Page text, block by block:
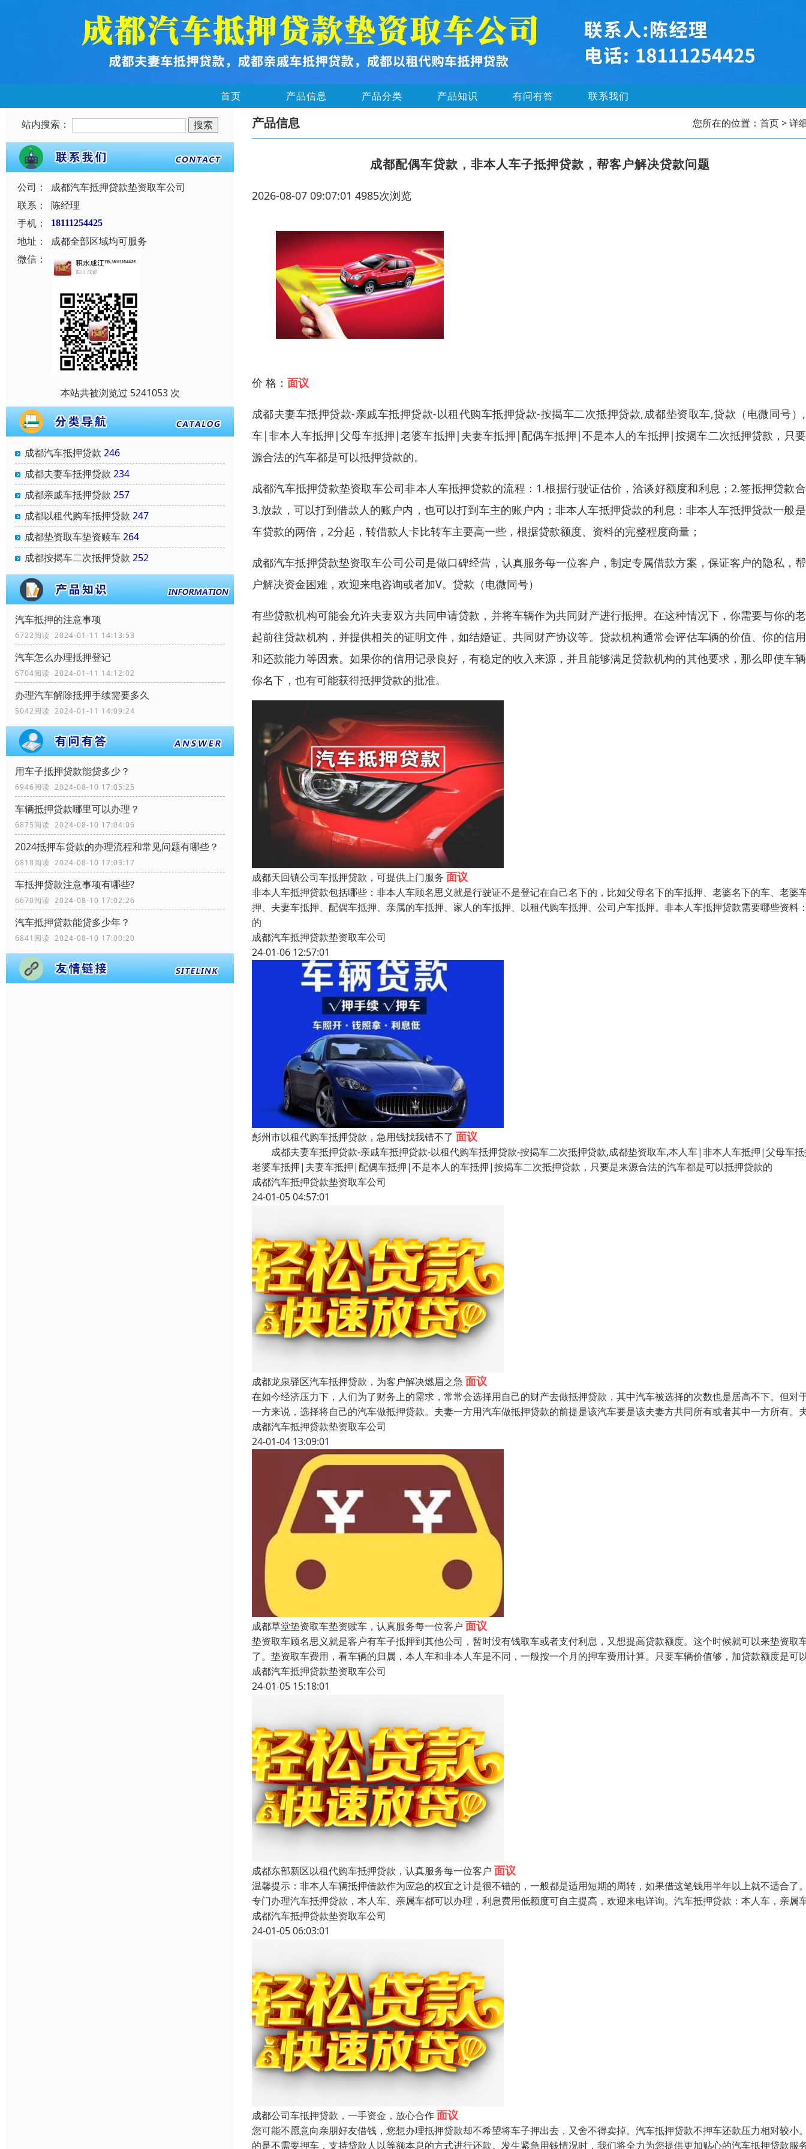
首页 产品信息 产品分类 产品知识 有问有答 联系我们
站内搜索：
公司：
成都汽车抵押贷款垫资取车公司
联系：
陈经理
手机：
18111254425
地址：
成都全部区域均可服务
微信：
本站共被浏览过 5241053 次
成都汽车抵押贷款 246
成都夫妻车抵押贷款 234
成都亲戚车抵押贷款 257
成都以租代购车抵押贷款 247
成都垫资取车垫资赎车264
成都按揭车二次抵押贷款 252
汽车抵押的注意事项
6722阅读 2024-01-11 14:13:53
汽车怎么办理抵押登记
6704阅读 2024-01-11 14:12:02
办理汽车解除抵押手续需要多久
5042阅读 2024-01-11 14:09:24
用车子抵押贷款能贷多少？
6946阅读 2024-08-10 17:05:25
车辆抵押贷款哪里可以办理？
6875阅读 2024-08-10 17:04:06
2024抵押车贷款的办理流程和常见问题有哪些？
6818阅读 2024-08-10 17:03:17
车抵押贷款注意事项有哪些?
6670阅读 2024-08-10 17:02:26
汽车抵押贷款能贷多少年？
6841阅读 2024-08-10 17:00:20
产品信息 您所在的位置： 首页> 详
成都配偶车贷款，非本人车子抵押贷款，帮客户解决贷款问题
2026-08-07 09:07:01 4985次浏览
价 格： 面议
成都夫妻车抵押贷款-亲戚车抵押贷款-以租代购车抵押贷款-按揭车二次抵押贷款,成都垫资取车,贷款（电微同号）
车|非本人车抵押|父母车抵押|老婆车抵押|夫妻车抵押|配偶车抵押|不是本人的车抵押|按揭车二次抵押贷款，只
源合法的汽车都是可以抵押贷款的。
成都汽车抵押贷款垫资取车公司非本人车抵押贷款的流程：1.根据行驶证估价，洽谈好额度和利息；2.签抵押贷款
3.放款，可以打到借款人的账户内，也可以打到车主的账户内；非本人车抵押贷款的利息：非本人车抵押贷款一般
车贷款的两倍，2分起，转借款人卡比转车主要高一些，根据贷款额度、资料的完整程度商量；
成都汽车抵押贷款垫资取车公司公司是做口碑经营，认真服务每一位客户，制定专属借款方案，保证客户的隐私，
户解决资金困难，欢迎来电咨询或者加V。贷款（电微同号）
有些贷款机构可能会允许夫妻双方共同申请贷款，并将车辆作为共同财产进行抵押。在这种情况下，你需要与你的
起前往贷款机构，并提供相关的证明文件，如结婚证、共同财产协议等。贷款机构通常会评估车辆的价值、你的信
和还款能力等因素。如果你的信用记录良好，有稳定的收入来源，并且能够满足贷款机构的其他要求，那么即使车
你名下，也有可能获得抵押贷款的批准。
成都天回镇公司车抵押贷款，可提供上门服务 面议
非本人车抵押贷款包括哪些：非本人车顾名思义就是行驶证不是登记在自己名下的，比如父母名下的车抵押、老婆名下的车、老婆
押、夫妻车抵押、配偶车抵押、亲属的车抵押、家人的车抵押、以租代购车抵押、公司户车抵押。非本人车抵押贷款需要哪些资料
的
成都汽车抵押贷款垫资取车公司
24-01-06 12:57:01
彭州市以租代购车抵押贷款，急用钱找我错不了 面议
成都夫妻车抵押贷款-亲戚车抵押贷款-以租代购车抵押贷款-按揭车二次抵押贷款,成都垫资取车,本人车|非本人车抵押|父母车
老婆车抵押|夫妻车抵押|配偶车抵押|不是本人的车抵押|按揭车二次抵押贷款，只要是来源合法的汽车都是可以抵押贷款的
成都汽车抵押贷款垫资取车公司
24-01-05 04:57:01
成都龙泉驿区汽车抵押贷款，为客户解决燃眉之急 面议
在如今经济压力下，人们为了财务上的需求，常常会选择用自己的财产去做抵押贷款，其中汽车被选择的次数也是居高不下。但对
一方来说，选择将自己的汽车做抵押贷款。夫妻一方用汽车做抵押贷款的前提是该汽车要是该夫妻方共同所有或者其中一方所有。
成都汽车抵押贷款垫资取车公司
24-01-04 13:09:01
成都草堂垫资取车垫资赎车，认真服务每一位客户 面议
垫资取车顾名思义就是客户有车子抵押到其他公司，暂时没有钱取车或者支付利息，又想提高贷款额度。这个时候就可以来垫资取
了。垫资取车费用，看车辆的归属，本人车和非本人车是不同，一般按一个月的押车费用计算。只要车辆价值够，加贷款额度是可
成都汽车抵押贷款垫资取车公司
24-01-05 15:18:01
成都东部新区以租代购车抵押贷款，认真服务每一位客户 面议
温馨提示：非本人车辆抵押借款作为应急的权宜之计是很不错的，一般都是适用短期的周转，如果借这笔钱用半年以上就不适合了
专门办理汽车抵押贷款，本人车、亲属车都可以办理，利息费用低额度可自主提高，欢迎来电详询。汽车抵押贷款：本人车，亲属
成都汽车抵押贷款垫资取车公司
24-01-05 06:03:01
成都公司车抵押贷款，一手资金，放心合作面议
您可能不愿意向亲朋好友借钱，您想办理抵押贷款却不希望将车子押出去，又舍不得卖掉。汽车抵押贷款不押车还款压力相对较小
的是不需要押车，支持贷款人以等额本息的方式进行还款。发生紧急用钱情况时，我们将全力为您提供更加贴心的汽车抵押贷款服